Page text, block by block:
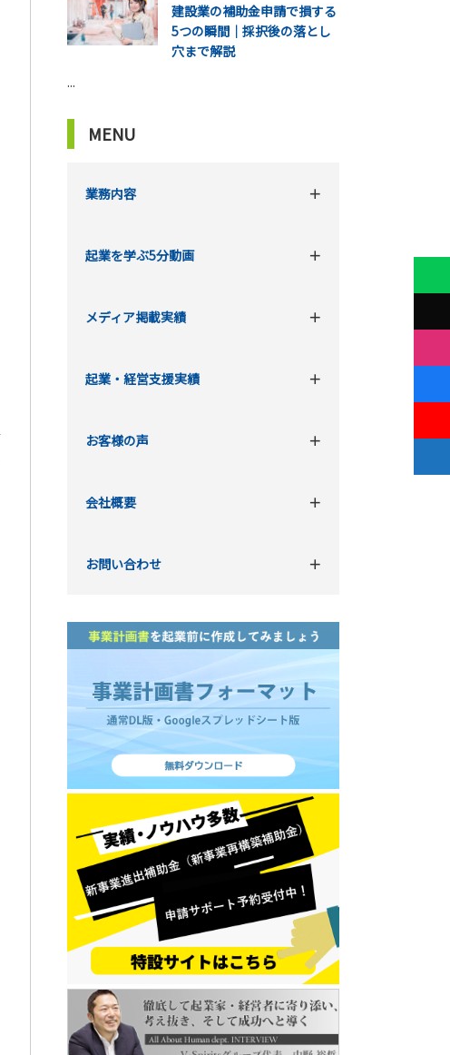
建設業の補助金申請で損する
5つの瞬間｜採択後の落とし
穴まで解説
...
MENU
業務内容
起業を学ぶ5分動画
メディア掲載実績
起業・経営支援実績
お客様の声
会社概要
お問い合わせ